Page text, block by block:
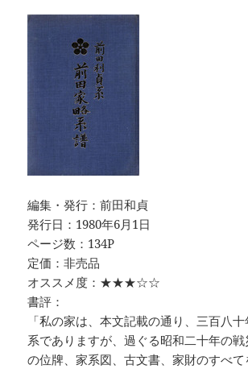
編集・発行：前田和貞
発行日：1980年6月1日
ページ数：134P
定価：非売品
オススメ度：★★★☆☆
書評：
「私の家は、本文記載の通り、三百八
系でありますが、過ぐる昭和二十年の
の位牌、家系図、古文書、家財のすべて